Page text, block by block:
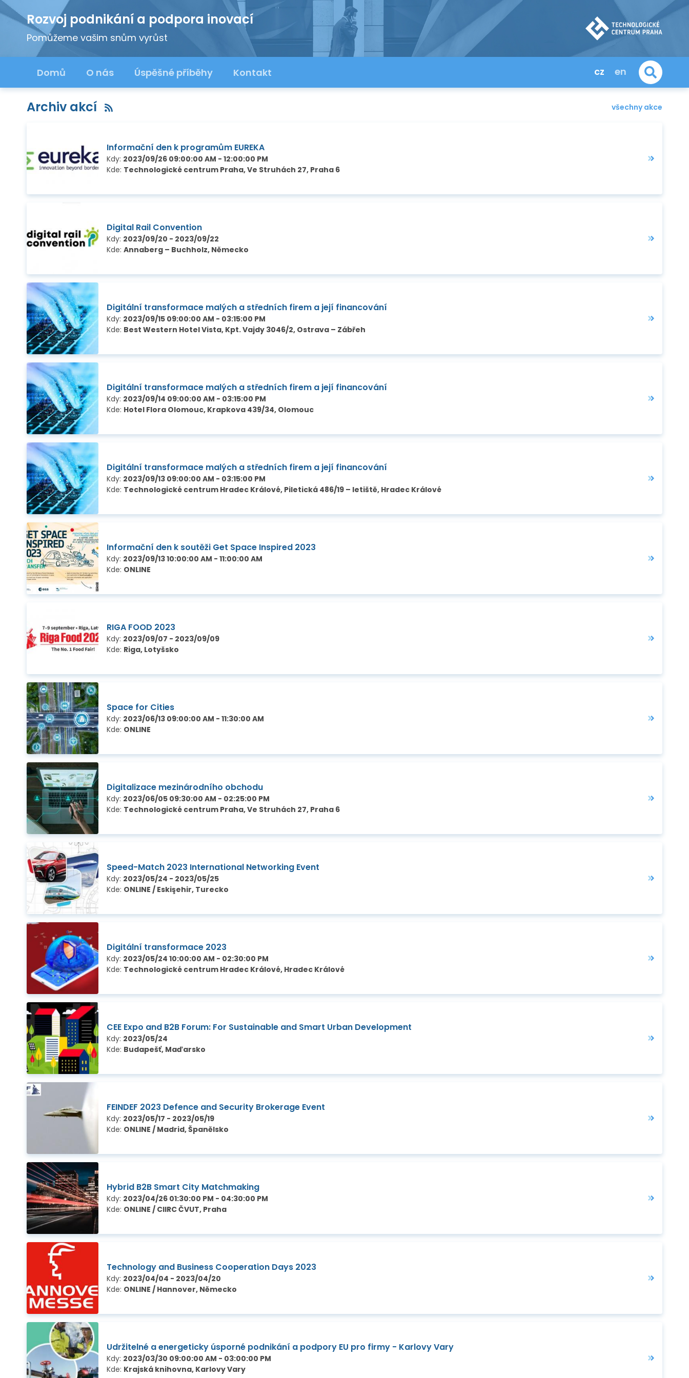
Rozvoj podnikání a podpora inovací
Pomůžeme vašim snům vyrůst
Domů O nás Úspěšné příběhy Kontakt cz en
Archiv akcí všechny akce
Informační den k programům EUREKA
Kdy: 2023/09/26 09:00:00 AM - 12:00:00 PM
Kde: Technologické centrum Praha, Ve Struhách 27, Praha 6
Digital Rail Convention
Kdy: 2023/09/20 - 2023/09/22
Kde: Annaberg – Buchholz, Německo
Digitální transformace malých a středních firem a její financování
Kdy: 2023/09/15 09:00:00 AM - 03:15:00 PM
Kde: Best Western Hotel Vista, Kpt. Vajdy 3046/2, Ostrava – Zábřeh
Digitální transformace malých a středních firem a její financování
Kdy: 2023/09/14 09:00:00 AM - 03:15:00 PM
Kde: Hotel Flora Olomouc, Krapkova 439/34, Olomouc
Digitální transformace malých a středních firem a její financování
Kdy: 2023/09/13 09:00:00 AM - 03:15:00 PM
Kde: Technologické centrum Hradec Králové, Piletická 486/19 – letiště, Hradec Králové
Informační den k soutěži Get Space Inspired 2023
Kdy: 2023/09/13 10:00:00 AM - 11:00:00 AM
Kde: ONLINE
RIGA FOOD 2023
Kdy: 2023/09/07 - 2023/09/09
Kde: Riga, Lotyšsko
Space for Cities
Kdy: 2023/06/13 09:00:00 AM - 11:30:00 AM
Kde: ONLINE
Digitalizace mezinárodního obchodu
Kdy: 2023/06/05 09:30:00 AM - 02:25:00 PM
Kde: Technologické centrum Praha, Ve Struhách 27, Praha 6
Speed-Match 2023 International Networking Event
Kdy: 2023/05/24 - 2023/05/25
Kde: ONLINE / Eskişehir, Turecko
Digitální transformace 2023
Kdy: 2023/05/24 10:00:00 AM - 02:30:00 PM
Kde: Technologické centrum Hradec Králové, Hradec Králové
CEE Expo and B2B Forum: For Sustainable and Smart Urban Development
Kdy: 2023/05/24
Kde: Budapešť, Maďarsko
FEINDEF 2023 Defence and Security Brokerage Event
Kdy: 2023/05/17 - 2023/05/19
Kde: ONLINE / Madrid, Španělsko
Hybrid B2B Smart City Matchmaking
Kdy: 2023/04/26 01:30:00 PM - 04:30:00 PM
Kde: ONLINE / CIIRC ČVUT, Praha
Technology and Business Cooperation Days 2023
Kdy: 2023/04/04 - 2023/04/20
Kde: ONLINE / Hannover, Německo
Udržitelné a energeticky úsporné podnikání a podpory EU pro firmy - Karlovy Vary
Kdy: 2023/03/30 09:00:00 AM - 03:00:00 PM
Kde: Krajská knihovna, Karlovy Vary